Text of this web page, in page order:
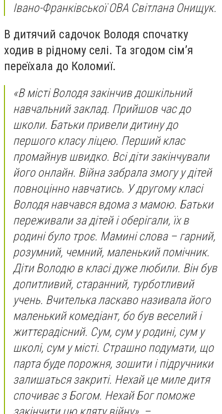
Івано-Франківської ОВА Світлана Онищук.
В дитячий садочок Володя спочатку
ходив в рідному селі. Та згодом сім’я
переїхала до Коломиї.
«В місті Володя закінчив дошкільний
навчальний заклад. Прийшов час до
школи. Батьки привели дитину до
першого класу ліцею. Перший клас
промайнув швидко. Всі діти закінчували
його онлайн. Війна забрала змогу у дітей
повноцінно навчатись. У другому класі
Володя навчався вдома з мамою. Батьки
переживали за дітей і оберігали, їх в
родині було троє. Мамині слова – гарний,
розумний, чемний, маленький помічник.
Діти Володю в класі дуже любили. Він був
допитливий, старанний, турботливий
учень. Вчителька ласкаво називала його
маленький комедіант, бо був веселий і
життєрадісний. Сум, сум у родині, сум у
школі, сум у місті. Страшно подумати, що
парта буде порожня, зошити і підручники
залишаться закриті. Нехай це миле дитя
спочиває з Богом. Нехай Бог поможе